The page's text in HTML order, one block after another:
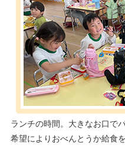
ランチの時間。大きなお口でパ
希望によりおべんとうか給食